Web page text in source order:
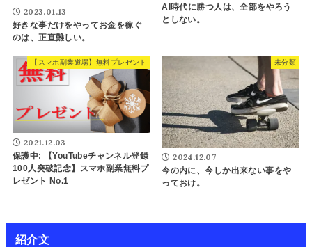
2023.01.13
好きな事だけをやってお金を稼ぐ
のは、正直難しい。
AI時代に勝つ人は、全部をやろう
としない。
【スマホ副業道場】無料プレゼント
2021.12.03
保護中: 【YouTubeチャンネル登録
100人突破記念】スマホ副業無料プ
レゼント No.1
未分類
2024.12.07
今の内に、今しか出来ない事をや
っておけ。
紹介文